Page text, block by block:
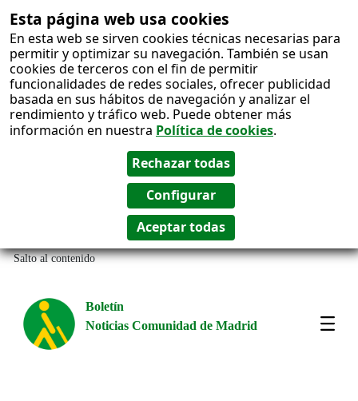
Esta página web usa cookies
En esta web se sirven cookies técnicas necesarias para
permitir y optimizar su navegación. También se usan
cookies de terceros con el fin de permitir
funcionalidades de redes sociales, ofrecer publicidad
basada en sus hábitos de navegación y analizar el
rendimiento y tráfico web. Puede obtener más
información en nuestra Política de cookies.
Salto al contenido
Boletín
Noticias Comunidad de Madrid